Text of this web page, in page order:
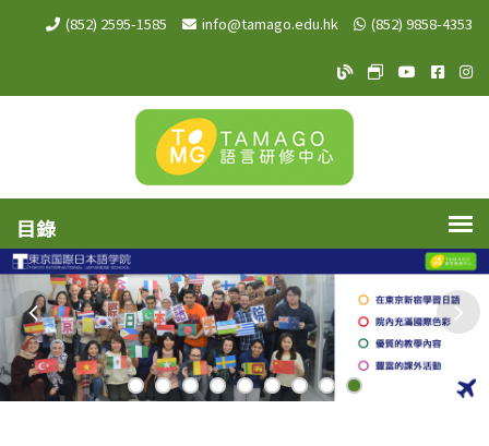
(852) 2595-1585 info@tamago.edu.hk (852) 9858-4353
TAMAGO Blog
TAMAGO MeWe
TAMAGO